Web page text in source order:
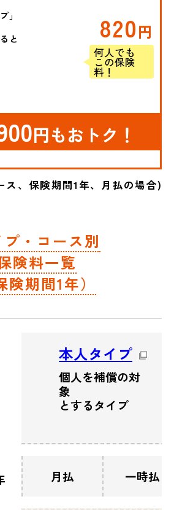
」
と
820円
何人でも
この保険
料！
円もおトク！
ス、保険期間1年、月払の場合)
プ・コース別
険料一覧
険期間1年）
本人タイプ
個人を補償の対
象
とするタイプ
月払 一時払